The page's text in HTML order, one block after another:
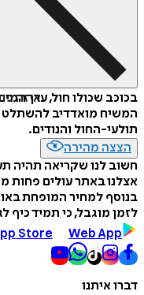
איזה
בכוכב שכולו חול, ערך
המשיח מואדדיב להשתלט
תולעי-החול והנודים.
הצצה מהירה
חשוב לנו שקריאה תהיה
אצלנו באתר עולים פחות
בנוסף למחיר המופחת
לזמן מוגבל, כי תמיד כיף
Store Web App
דברו איתנו